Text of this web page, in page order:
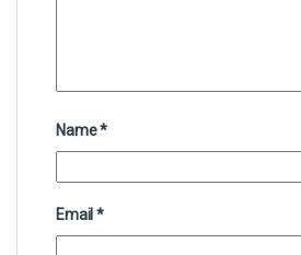
Name*
Email*